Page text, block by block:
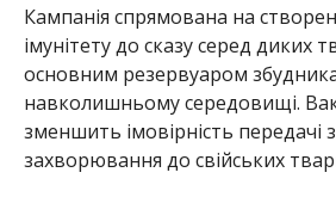
Кампанія спрямована на
імунітету до сказу серед диких
основним резервуаром збудника
навколишньому середовищі.
зменшить імовірність передачі
захворювання до свійських